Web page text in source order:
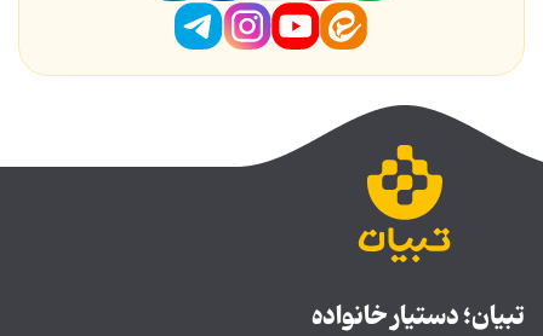
تبیان؛ دستیار خانواده